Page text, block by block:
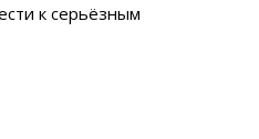
к серьёзным